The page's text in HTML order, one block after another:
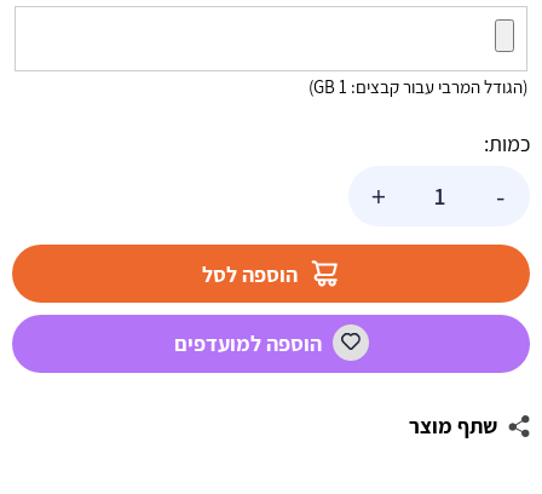
(הגודל המרבי עבור קבצים: 1 GB)
כמות:
-
מכבי
אביב
+
הוספה לסל
הוספה למועדפים
שתף מוצר